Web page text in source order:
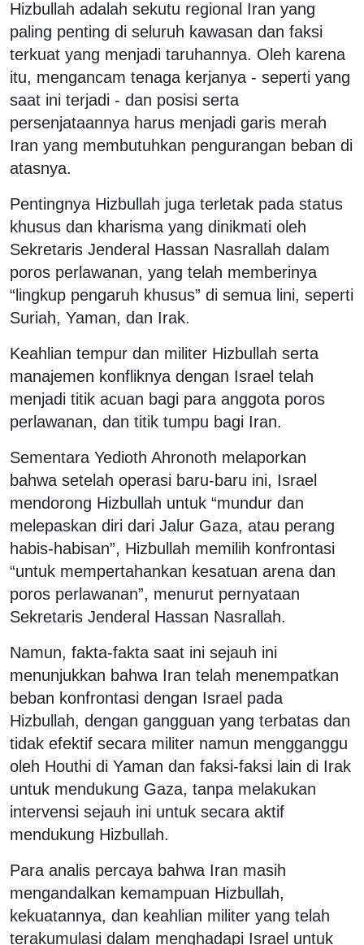
Hizbullah adalah sekutu regional Iran yang
paling penting di seluruh kawasan dan faksi
terkuat yang menjadi taruhannya. Oleh karena
itu, mengancam tenaga kerjanya - seperti yang
saat ini terjadi - dan posisi serta
persenjataannya harus menjadi garis merah
Iran yang membutuhkan pengurangan beban di
atasnya.
Pentingnya Hizbullah juga terletak pada status
khusus dan kharisma yang dinikmati oleh
Sekretaris Jenderal Hassan Nasrallah dalam
poros perlawanan, yang telah memberinya
“lingkup pengaruh khusus” di semua lini, seperti
Suriah, Yaman, dan Irak.
Keahlian tempur dan militer Hizbullah serta
manajemen konfliknya dengan Israel telah
menjadi titik acuan bagi para anggota poros
perlawanan, dan titik tumpu bagi Iran.
Sementara Yedioth Ahronoth melaporkan
bahwa setelah operasi baru-baru ini, Israel
mendorong Hizbullah untuk “mundur dan
melepaskan diri dari Jalur Gaza, atau perang
habis-habisan”, Hizbullah memilih konfrontasi
“untuk mempertahankan kesatuan arena dan
poros perlawanan”, menurut pernyataan
Sekretaris Jenderal Hassan Nasrallah.
Namun, fakta-fakta saat ini sejauh ini
menunjukkan bahwa Iran telah menempatkan
beban konfrontasi dengan Israel pada
Hizbullah, dengan gangguan yang terbatas dan
tidak efektif secara militer namun mengganggu
oleh Houthi di Yaman dan faksi-faksi lain di Irak
untuk mendukung Gaza, tanpa melakukan
intervensi sejauh ini untuk secara aktif
mendukung Hizbullah.
Para analis percaya bahwa Iran masih
mengandalkan kemampuan Hizbullah,
kekuatannya, dan keahlian militer yang telah
terakumulasi dalam menghadapi Israel untuk